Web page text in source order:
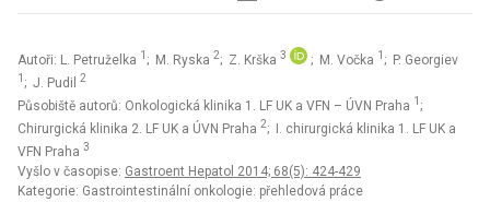
Autoři: L. Petruželka 1 ; M. Ryska 2; Z. Krška 3 ; M. Vočka 1 ; P. Georgiev
1 ; J. Pudil 2
Působiště autorů: Onkologická klinika 1. LF UK a VFN – ÚVN Praha 1 ;
Chirurgická klinika 2. LF UK a ÚVN Praha 2; I. chirurgická klinika 1. LF UK a
VFN Praha 3
Vyšlo v časopise: Gastroent Hepatol 2014; 68(5): 424-429
Kategorie: Gastrointestinální onkologie: přehledová práce